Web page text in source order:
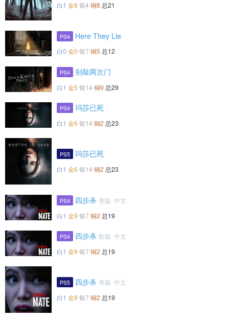
白1 金8 银4 铜8 总21
PS4 Here They Lie
白0 金0 银7 铜5 总12
PS4 别敲两次门
白1 金5 银14 铜9 总29
PS4 玛莎已死
白1 金6 银14 铜2 总23
PS5 玛莎已死
白1 金6 银14 铜2 总23
PS4 四步杀 美版 中文
白1 金9 银7 铜2 总19
PS4 四步杀 欧版 中文
白1 金9 银7 铜2 总19
PS5 四步杀 美版 中文
白1 金9 银7 铜2 总19